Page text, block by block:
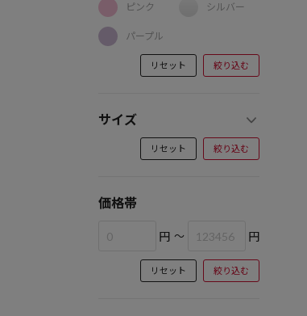
ピンク
パープル
シルバー
リセット 絞り込む
サイズ
リセット 絞り込む
価格帯
円 ～ 円
リセット 絞り込む